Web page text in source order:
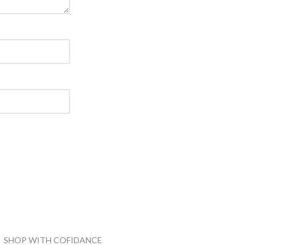
SHOP WITH COFIDANCE